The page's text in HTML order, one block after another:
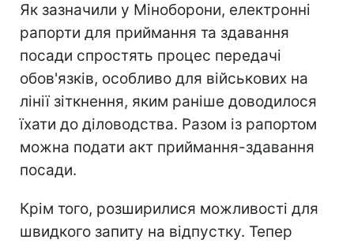
Як зазначили у Міноборони, електронні
рапорти для приймання та здавання
посади спростять процес передачі
обов'язків, особливо для військових на
лінії зіткнення, яким раніше доводилося
їхати до діловодства. Разом із рапортом
можна подати акт приймання-здавання
посади.
Крім того, розширилися можливості для
швидкого запиту на відпустку. Тепер